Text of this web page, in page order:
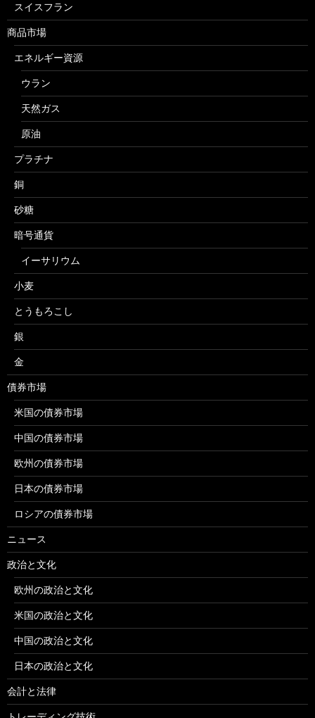
スイスフラン
商品市場
エネルギー資源
ウラン
天然ガス
原油
プラチナ
銅
砂糖
暗号通貨
イーサリウム
小麦
とうもろこし
銀
金
債券市場
米国の債券市場
中国の債券市場
欧州の債券市場
日本の債券市場
ロシアの債券市場
ニュース
政治と文化
欧州の政治と文化
米国の政治と文化
中国の政治と文化
日本の政治と文化
会計と法律